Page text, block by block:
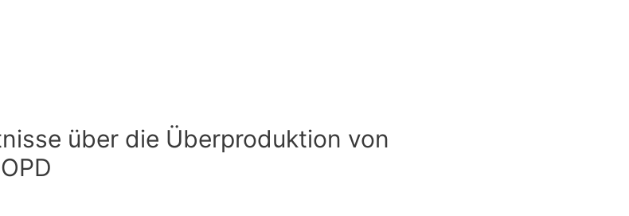
über die Überproduktion von